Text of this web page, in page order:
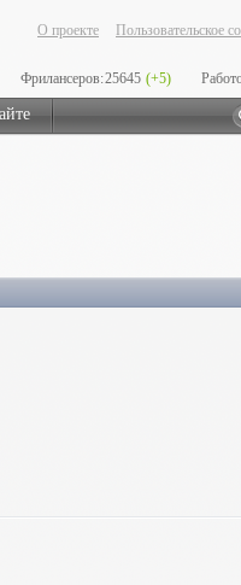
О проекте Пользовательское
Фрилансеров:25645 (+5)